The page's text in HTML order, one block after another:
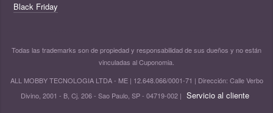
Black Friday
Todas las trademarks son de propiedad y responsabilidad de sus dueños y no están
vinculadas al Cuponomia.
ALL MOBBY TECNOLOGIA LTDA - ME | 12.648.066/0001-71 | Dirección: Calle Verbo
Divino, 2001 - B, Cj. 206 - Sao Paulo, SP - 04719-002 | Servicio al cliente